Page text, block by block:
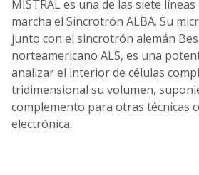
MISTRAL es una de las siete
marcha el Sincrotrón ALBA. Su
junto con el sincrotrón alemán
norteamericano ALS, es una
analizar el interior de células
tridimensional su volumen,
complemento para otras técnicas
electrónica.